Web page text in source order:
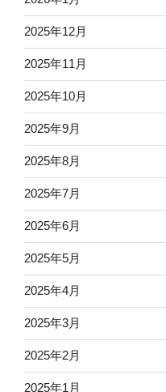
2025年12月
2025年11月
2025年10月
2025年9月
2025年8月
2025年7月
2025年6月
2025年5月
2025年4月
2025年3月
2025年2月
2025年1月